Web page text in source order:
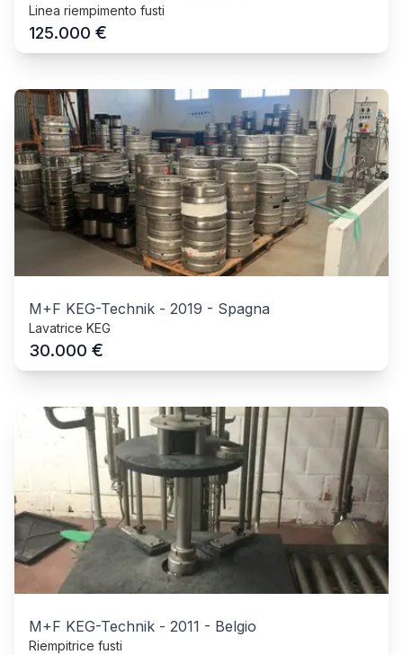
Linea riempimento fusti
125.000 €
M+F KEG-Technik - 2019 - Spagna
Lavatrice KEG
30.000 €
M+F KEG-Technik - 2011 - Belgio
Riempitrice fusti